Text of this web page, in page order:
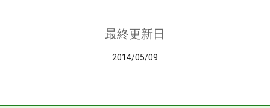
最終更新日
2014/05/09